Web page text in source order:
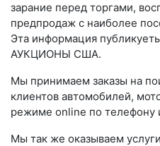
зарание перед торгами,
предпродаж с наиболее
Эта информация
АУКЦИОНЫ США.
Мы принимаем заказы на
клиентов автомобилей,
режиме online по телефону
Мы так же оказываем